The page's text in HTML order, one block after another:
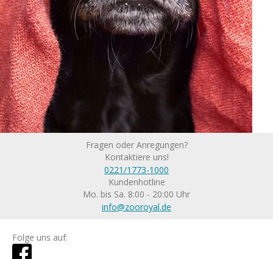
Fragen oder Anregungen?
Kontaktiere uns!
0221/1773-1000
Kundenhotline
Mo. bis Sa. 8:00 - 20:00 Uhr
info@zooroyal.de
Folge uns auf: